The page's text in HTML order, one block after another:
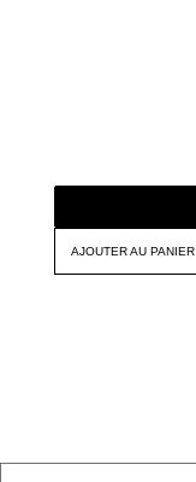
AJOUTER AU PANIER